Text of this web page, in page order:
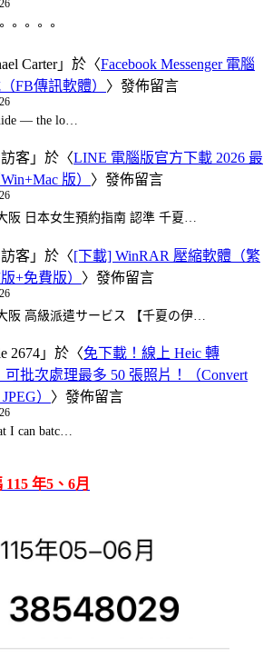
。。。。
Carter」於〈Facebook Messenger 電腦
FB傳訊軟體） 〉發佈留言
— the lo…
客 」於〈LINE 電腦版官方下載 2026 最
版） 〉發佈留言
阪 日本女生預約指南 認準 千夏…
客 」於〈[下載] WinRAR 壓縮軟體（繁
+免費版） 〉發佈留言
阪 高級派遣サービス 【千夏の伊…
2674 」於〈免下載！線上 Heic 轉
可批次處理最多 50 張照片！（Convert
） 〉發佈留言
I can batc…
年5、6月